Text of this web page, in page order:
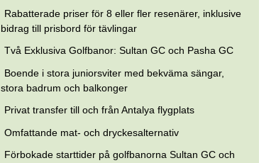
Rabatterade priser för 8 eller fler resenärer, inklusive
bidrag till prisbord för tävlingar
Två Exklusiva Golfbanor: Sultan GC och Pasha GC
Boende i stora juniorsviter med bekväma sängar,
stora badrum och balkonger
Privat transfer till och från Antalya flygplats
Omfattande mat- och dryckesalternativ
Förbokade starttider på golfbanorna Sultan GC och